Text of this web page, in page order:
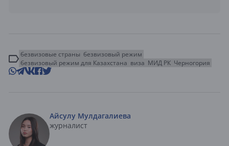
безвизовые страны безвизовый режим
безвизовый режим для Казахстана виза МИД РК Черногория
Айсулу Мулдагалиева
журналист